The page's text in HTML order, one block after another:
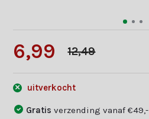
6,99 12,49
uitverkocht
Gratisverzending vanaf €49,-